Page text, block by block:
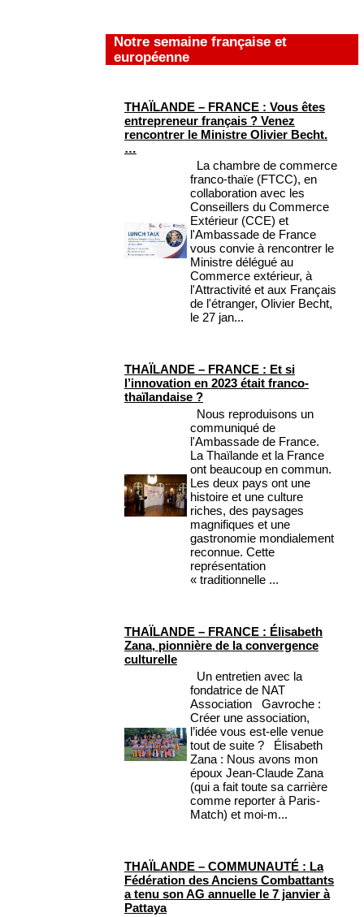
Notre semaine française et
européenne
THAÏLANDE – FRANCE : Vous êtes
entrepreneur français ? Venez
rencontrer le Ministre Olivier Becht.
…
La chambre de commerce
franco-thaïe (FTCC), en
collaboration avec les
Conseillers du Commerce
Extérieur (CCE) et
l'Ambassade de France
vous convie à rencontrer le
Ministre délégué au
Commerce extérieur, à
l'Attractivité et aux Français
de l'étranger, Olivier Becht,
le 27 jan...
THAÏLANDE – FRANCE : Et si
l’innovation en 2023 était franco-
thaïlandaise ?
Nous reproduisons un
communiqué de
l'Ambassade de France.
La Thaïlande et la France
ont beaucoup en commun.
Les deux pays ont une
histoire et une culture
riches, des paysages
magnifiques et une
gastronomie mondialement
reconnue. Cette
représentation
« traditionnelle ...
THAÏLANDE – FRANCE : Élisabeth
Zana, pionnière de la convergence
culturelle
Un entretien avec la
fondatrice de NAT
Association Gavroche :
Créer une association,
l’idée vous est-elle venue
tout de suite ? Élisabeth
Zana : Nous avons mon
époux Jean-Claude Zana
(qui a fait toute sa carrière
comme reporter à Paris-
Match) et moi-m...
THAÏLANDE – COMMUNAUTÉ : La
Fédération des Anciens Combattants
a tenu son AG annuelle le 7 janvier à
Pattaya